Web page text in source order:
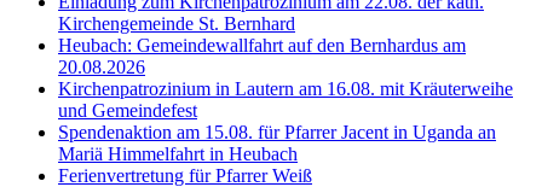
Kirchengemeinde St. Bernhard
Heubach: Gemeindewallfahrt auf den Bernhardus am
20.08.2026
Kirchenpatrozinium in Lautern am 16.08. mit Kräuterweihe
und Gemeindefest
Spendenaktion am 15.08. für Pfarrer Jacent in Uganda an
Mariä Himmelfahrt in Heubach
Ferienvertretung für Pfarrer Weiß